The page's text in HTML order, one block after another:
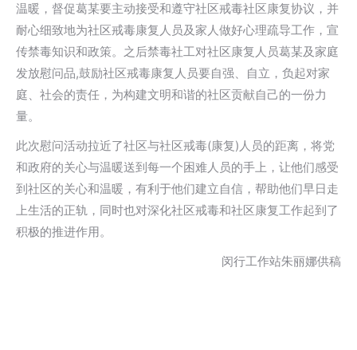
温暖，督促葛某要主动接受和遵守社区戒毒社区康复协议，并
耐心细致地为社区戒毒康复人员及家人做好心理疏导工作，宣
传禁毒知识和政策。之后禁毒社工对社区康复人员葛某及家庭
发放慰问品,鼓励社区戒毒康复人员要自强、自立，负起对家
庭、社会的责任，为构建文明和谐的社区贡献自己的一份力
量。
此次慰问活动拉近了社区与社区戒毒(康复)人员的距离，将党
和政府的关心与温暖送到每一个困难人员的手上，让他们感受
到社区的关心和温暖，有利于他们建立自信，帮助他们早日走
上生活的正轨，同时也对深化社区戒毒和社区康复工作起到了
积极的推进作用。
闵行工作站朱丽娜供稿